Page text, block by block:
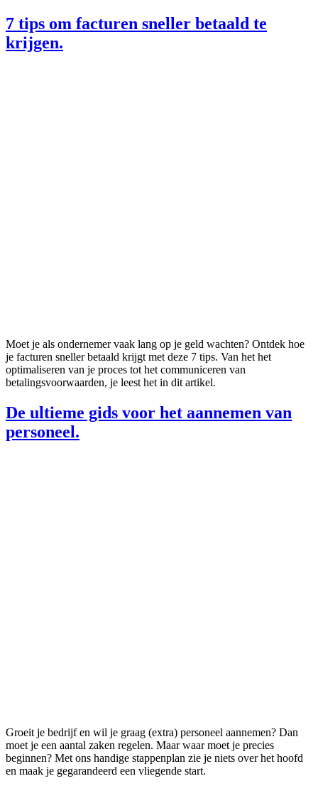
7 tips om facturen sneller betaald te
krijgen.
Moet je als ondernemer vaak lang op je geld wachten? Ontdek hoe
je facturen sneller betaald krijgt met deze 7 tips. Van het het
optimaliseren van je proces tot het communiceren van
betalingsvoorwaarden, je leest het in dit artikel.
De ultieme gids voor het aannemen van
personeel.
Groeit je bedrijf en wil je graag (extra) personeel aannemen? Dan
moet je een aantal zaken regelen. Maar waar moet je precies
beginnen? Met ons handige stappenplan zie je niets over het hoofd
en maak je gegarandeerd een vliegende start.